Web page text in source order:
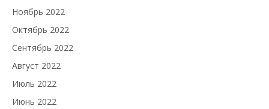
Ноябрь 2022
Октябрь 2022
Сентябрь 2022
Август 2022
Июль 2022
Июнь 2022